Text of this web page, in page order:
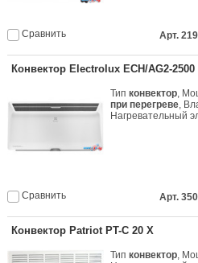
Сравнить Арт.
Конвектор Electrolux ECH/AG2-2500
Типконвектор,
при перегреве,
Нагревательный
Сравнить Арт.
Конвектор Patriot PT-C 20 X
Типконвектор,